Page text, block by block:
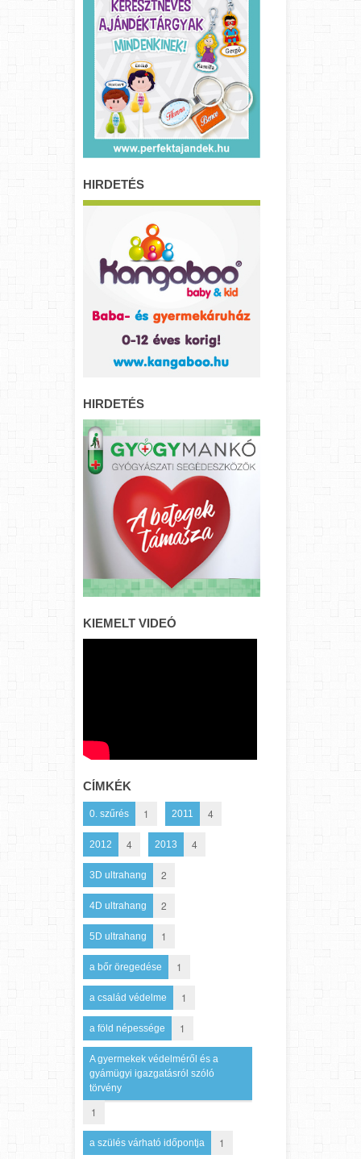
HIRDETÉS
HIRDETÉS
KIEMELT VIDEÓ
CÍMKÉK
0. szűrés 1 2011 4
2012 4 2013 4
3D ultrahang 2
4D ultrahang 2
5D ultrahang 1
a bőr öregedése 1
a család védelme 1
a föld népessége 1
A gyermekek védelméről és a
gyámügyi igazgatásról szóló
törvény
1
a szülés várható időpontja 1